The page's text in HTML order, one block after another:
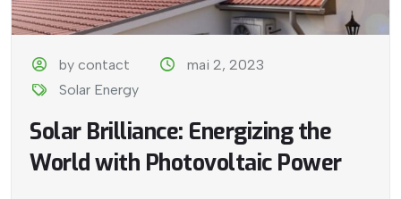
by contact
mai 2, 2023
Solar Energy
Solar Brilliance: Energizing the
World with Photovoltaic Power